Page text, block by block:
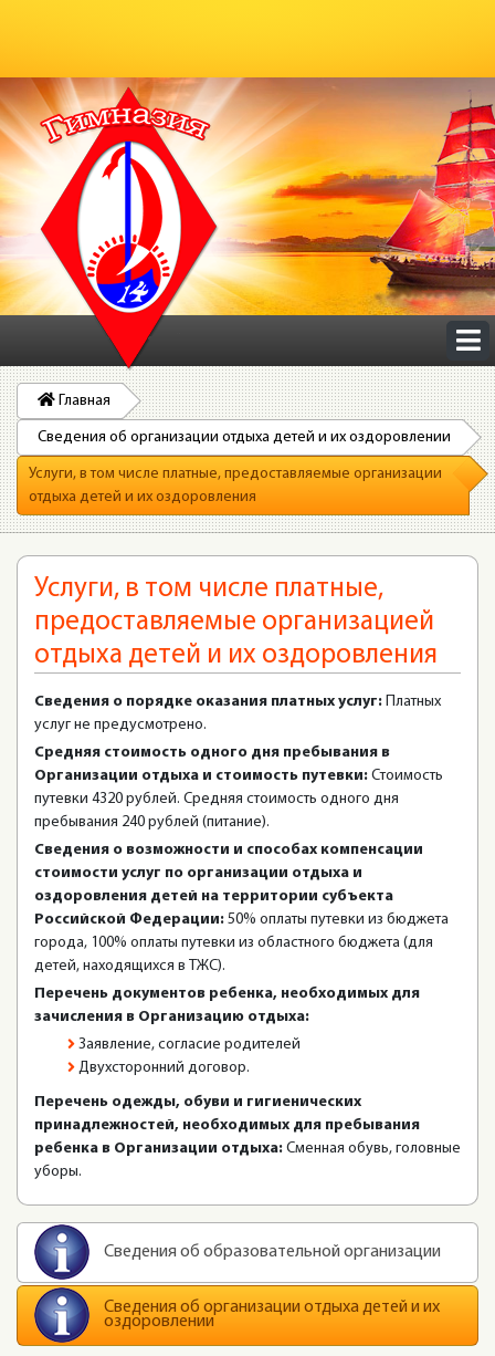
Главная
Сведения об организации отдыха детей и их оздоровлении
Услуги, в том числе платные, предоставляемые организации
отдыха детей и их оздоровления
Услуги, в том числе платные,
предоставляемые организацией
отдыха детей и их оздоровления
Сведения о порядке оказания платных услуг: Платных
услуг не предусмотрено.
Средняя стоимость одного дня пребывания в
Организации отдыха и стоимость путевки: Стоимость
путевки 4320 рублей. Средняя стоимость одного дня
пребывания 240 рублей (питание).
Сведения о возможности и способах компенсации
стоимости услуг по организации отдыха и
оздоровления детей на территории субъекта
Российской Федерации: 50% оплаты путевки из бюджета
города, 100% оплаты путевки из областного бюджета (для
детей, находящихся в ТЖС).
Перечень документов ребенка, необходимых для
зачисления в Организацию отдыха:
Заявление, согласие родителей
Двухсторонний договор.
Перечень одежды, обуви и гигиенических
принадлежностей, необходимых для пребывания
ребенка в Организации отдыха: Сменная обувь, головные
уборы.
Сведения об образовательной организации
Сведения об организации отдыха детей и их
оздоровлении